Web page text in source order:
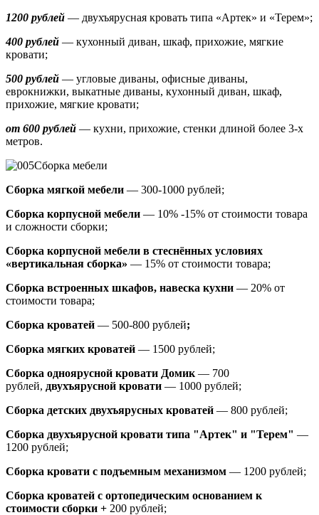
1200 рублей — двухъярусная кровать типа «Артек» и «Терем»;
400 рублей — кухонный диван, шкаф, прихожие, мягкие
кровати;
500 рублей — угловые диваны, офисные диваны,
еврокнижки, выкатные диваны, кухонный диван, шкаф,
прихожие, мягкие кровати;
от 600 рублей — кухни, прихожие, стенки длиной более 3-х
метров.
Сборка мебели
Сборка мягкой мебели — 300-1000 рублей;
Сборка корпусной мебели — 10% -15% от стоимости товара
и сложности сборки;
Сборка корпусной мебели в стеснённых условиях
«вертикальная сборка» — 15% от стоимости товара;
Сборка встроенных шкафов, навеска кухни — 20% от
стоимости товара;
Сборка кроватей — 500-800 рублей;
Сборка мягких кроватей — 1500 рублей;
Сборка одноярусной кровати Домик — 700
рублей, двухъярусной кровати — 1000 рублей;
Сборка детских двухъярусных кроватей — 800 рублей;
Сборка двухъярусной кровати типа "Артек" и "Терем" —
1200 рублей;
Сборка кровати с подъемным механизмом — 1200 рублей;
Сборка кроватей с ортопедическим основанием к
стоимости сборки + 200 рублей;